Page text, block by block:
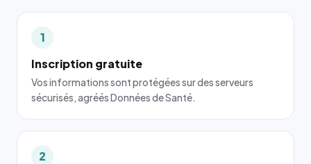
1
Inscription gratuite
Vos informations sont protégées sur des serveurs
sécurisés, agréés Données de Santé.
2